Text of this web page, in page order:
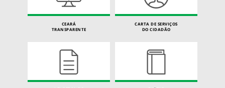
CEARÁ
TRANSPARENTE
CARTA DE SERVIÇOS
DO CIDADÃO